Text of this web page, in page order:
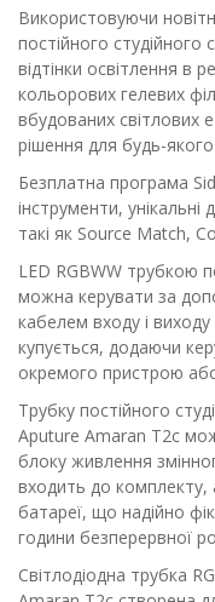
Використовуючи
постійного
відтінки освітлення в
кольорових гелевих
вбудованих світлових
рішення для будь-
Безплатна програма
інструменти,
такі як Source Match,
LED RGBWW трубкою
можна керувати за
кабелем входу і
купується, додаючи
окремого пристрою
Трубку постійного
Aputure Amaran T2c
блоку живлення
входить до комплекту,
батареї, що надійно
години безперервної
Світлодіодна трубка